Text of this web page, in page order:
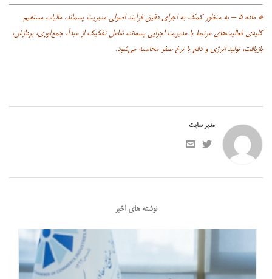
* ماده ۵ – به منظور کمک به اجرای دقیق فرآیند اصولی مدیریت پسماند، مالیات مستقیم
کلیه‌ی فعالیت‌های مرتبط با مدیریت اجرایی پسماند، شامل تفکیک از مبدأ، جمع‌آوری، پردازش،
بازیافت، تولید انرژی و دفع با نرخ صفر محاسبه می‌شود.
مدیر سایت
نوشته های اخیر